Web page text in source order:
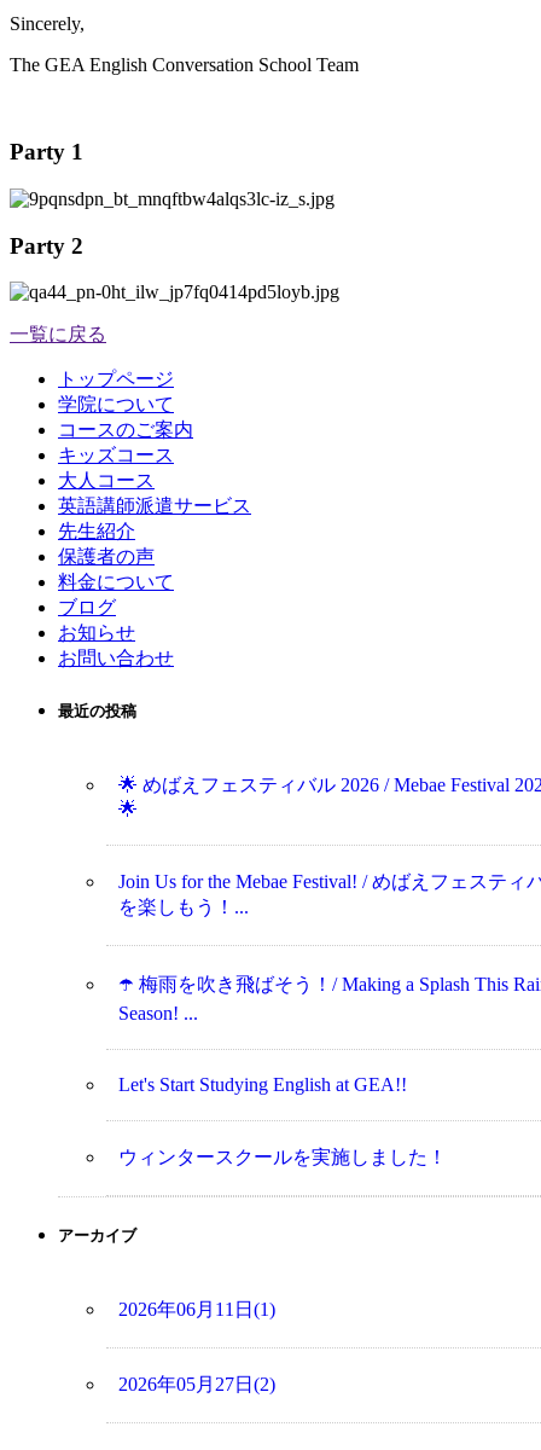
Sincerely,
The GEA English Conversation School Team
Party 1
Party 2
一覧に戻る
トップページ
学院について
コースのご案内
キッズコース
大人コース
英語講師派遣サービス
先生紹介
保護者の声
料金について
ブログ
お知らせ
お問い合わせ
最近の投稿
🌟 めばえフェスティバル 2026 / Mebae Festival
🌟
Join Us for the Mebae Festival! / めばえフェスティ
を楽しもう！...
☂️ 梅雨を吹き飛ばそう！/ Making a Splash This
Season! ...
Let's Start Studying English at GEA!!
ウィンタースクールを実施しました！
アーカイブ
2026年06月11日(1)
2026年05月27日(2)